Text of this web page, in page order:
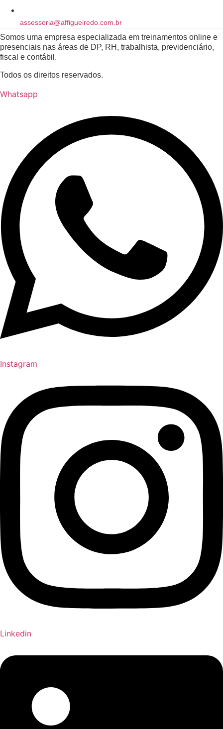
assessoria@affigueiredo.com.br
Somos uma empresa especializada em treinamentos online e
presenciais nas áreas de DP, RH, trabalhista, previdenciário,
fiscal e contábil.
Todos os direitos reservados.
Whatsapp
Instagram
Linkedin